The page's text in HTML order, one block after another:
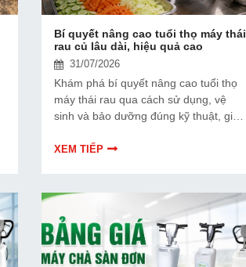
Bí quyết nâng cao tuổi thọ máy thái
rau củ lâu dài, hiệu quả cao
31/07/2026
Khám phá bí quyết nâng cao tuổi thọ
máy thái rau qua cách sử dụng, vệ
sinh và bảo dưỡng đúng kỹ thuật, giúp
XEM TIẾP